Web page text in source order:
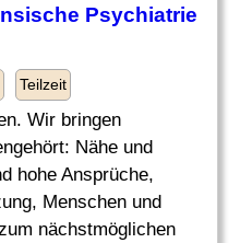
Psychiatrie
Teilzeit
Wir bringen
Nähe und
hohe Ansprüche,
Menschen und
nächstmöglichen